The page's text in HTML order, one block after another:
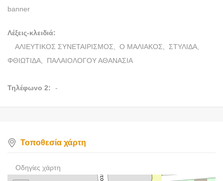
banner
Λέξεις-κλειδιά:
ΑΛΙΕΥΤΙΚΟΣ ΣΥΝΕΤΑΙΡΙΣΜΟΣ,
Ο ΜΑΛΙΑΚΟΣ,
ΣΤΥΛΙΔΑ,
ΦΘΙΩΤΙΔΑ,
ΠΑΛΑΙΟΛΟΓΟΥ ΑΘΑΝΑΣΙΑ
Τηλέφωνο 2: -
Τοποθεσία χάρτη
Οδηγίες χάρτη